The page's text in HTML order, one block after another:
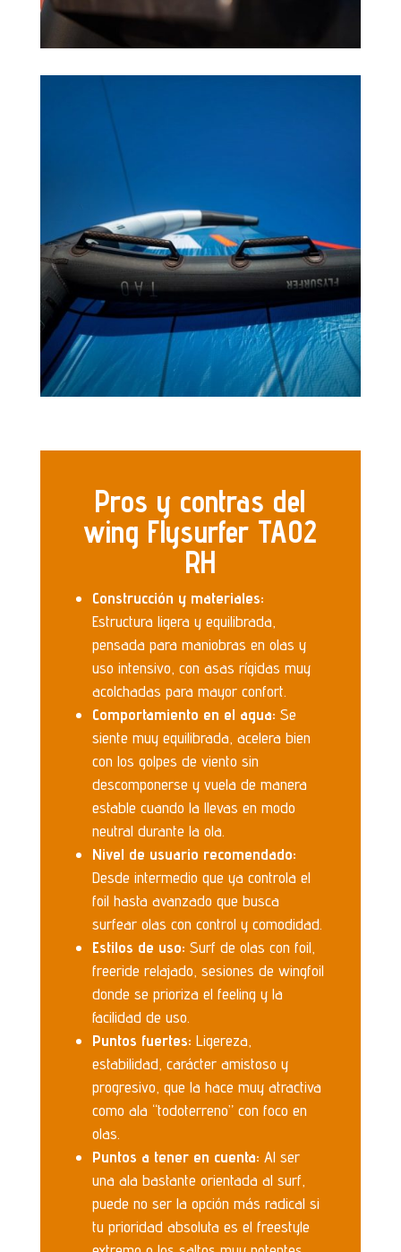
Pros y contras del
wing Flysurfer TAO2
RH
Construcción y materiales:
Estructura ligera y equilibrada,
pensada para maniobras en olas y
uso intensivo, con asas rígidas muy
acolchadas para mayor confort.
Comportamiento en el agua: Se
siente muy equilibrada, acelera bien
con los golpes de viento sin
descomponerse y vuela de manera
estable cuando la llevas en modo
neutral durante la ola.
Nivel de usuario recomendado:
Desde intermedio que ya controla el
foil hasta avanzado que busca
surfear olas con control y comodidad.
Estilos de uso: Surf de olas con foil,
freeride relajado, sesiones de wingfoil
donde se prioriza el feeling y la
facilidad de uso.
Puntos fuertes: Ligereza,
estabilidad, carácter amistoso y
progresivo, que la hace muy atractiva
como ala “todoterreno” con foco en
olas.
Puntos a tener en cuenta: Al ser
una ala bastante orientada al surf,
puede no ser la opción más radical si
tu prioridad absoluta es el freestyle